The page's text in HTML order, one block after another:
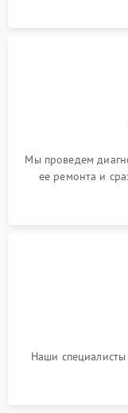
Мы проведем
ее ремонта и
Наши